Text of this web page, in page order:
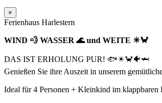
×
Ferienhaus Harlestern
WIND 💨 WASSER 🌊 und WEITE ☀🦀
DAS IST ERHOLUNG PUR! 🐟☀🦀🐠🦈
Genießen Sie ihre Auszeit in unserem
Ideal für 4 Personen + Kleinkind im klappbaren